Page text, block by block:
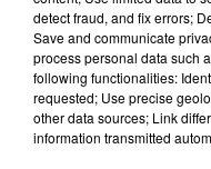
7 août
detect fraud, and fix errors;
Save and communicate
process personal data such
following functionalities:
requested; Use precise
other data sources; Link
information transmitted